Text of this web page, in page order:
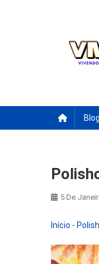
Blog
5 De
Início -